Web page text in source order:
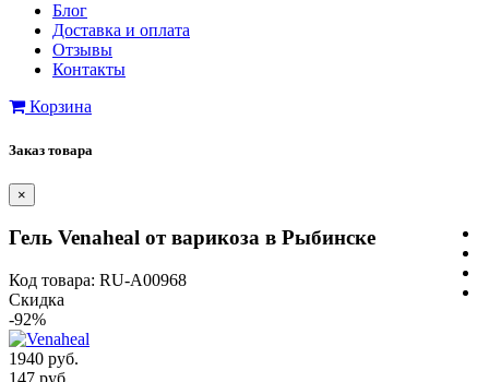
Блог
Доставка и оплата
Отзывы
Контакты
Корзина
Заказ товара
×
Гель Venaheal от варикоза в Рыбинске
Код товара: RU-A00968
Скидка
-92%
1940 руб.